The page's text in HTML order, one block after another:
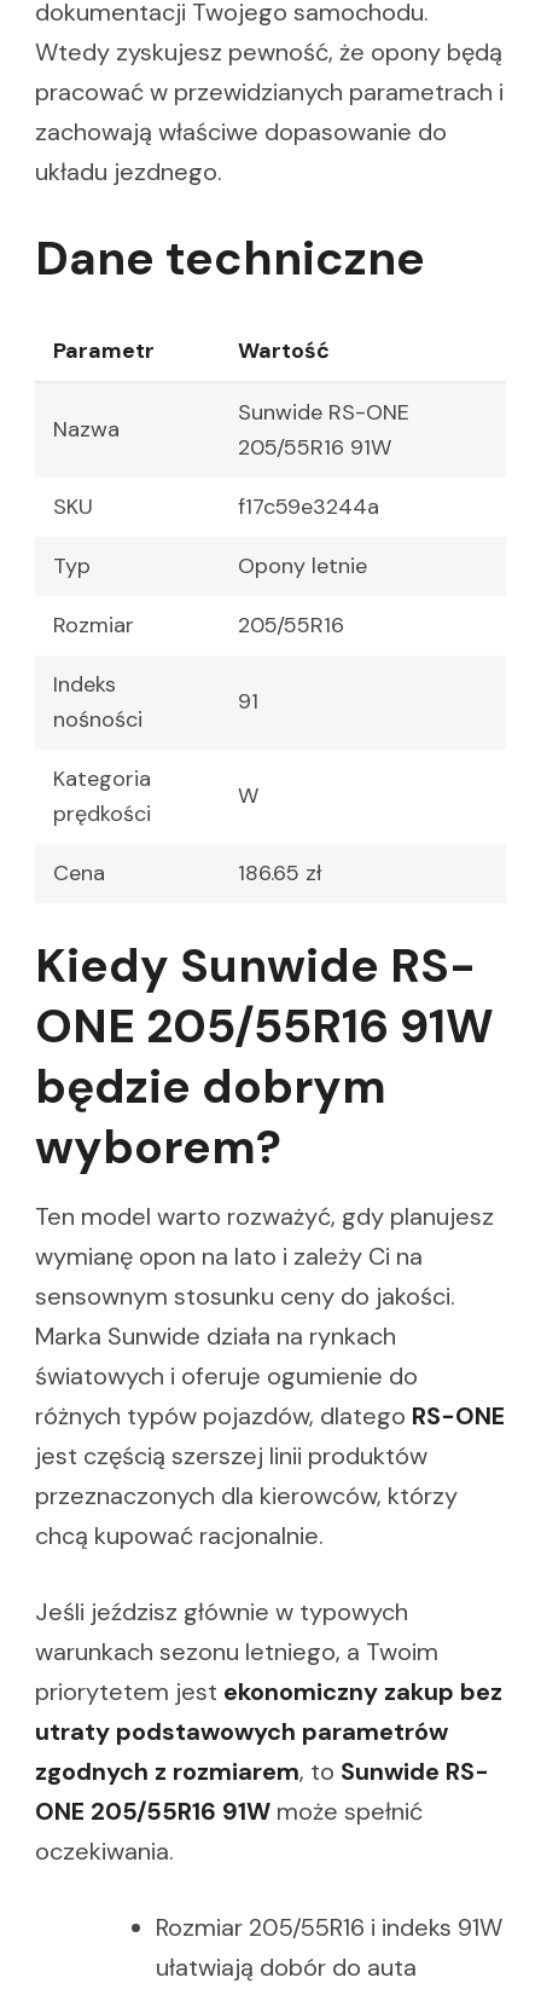
dokumentacji Twojego samochodu.
Wtedy zyskujesz pewność, że opony będą
pracować w przewidzianych parametrach i
zachowają właściwe dopasowanie do
układu jezdnego.
Dane techniczne
Parametr Wartość
Nazwa
Sunwide RS-ONE
205/55R16 91W
SKU f17c59e3244a
Typ Opony letnie
Rozmiar 205/55R16
Indeks
nośności
91
Kategoria
prędkości
W
Cena 186.65 zł
Kiedy Sunwide RS-
ONE 205/55R16 91W
będzie dobrym
wyborem?
Ten model warto rozważyć, gdy planujesz
wymianę opon na lato i zależy Ci na
sensownym stosunku ceny do jakości.
Marka Sunwide działa na rynkach
światowych i oferuje ogumienie do
różnych typów pojazdów, dlatego RS-ONE
jest częścią szerszej linii produktów
przeznaczonych dla kierowców, którzy
chcą kupować racjonalnie.
Jeśli jeździsz głównie w typowych
warunkach sezonu letniego, a Twoim
priorytetem jest ekonomiczny zakup bez
utraty podstawowych parametrów
zgodnych z rozmiarem, to Sunwide RS-
ONE 205/55R16 91W może spełnić
oczekiwania.
Rozmiar 205/55R16 i indeks 91W
ułatwiają dobór do auta